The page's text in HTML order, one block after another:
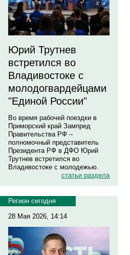
Юрий Трутнев
встретился во
Владивостоке с
молодогвардейцами
"Единой России"
Во время рабочей поездки в
Приморский край Зампред
Правительства РФ –
полномочный представитель
Президента РФ в ДФО Юрий
Трутнев встретился во
Владивостоке с молодежью.
статьи раздела
Регион сегодня
28 Мая 2026, 14:14